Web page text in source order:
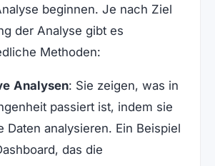
beginnen. Je nach Ziel
der Analyse gibt es
Methoden:
Analysen: Sie zeigen, was in
passiert ist, indem sie
Daten analysieren. Ein Beispiel
das die